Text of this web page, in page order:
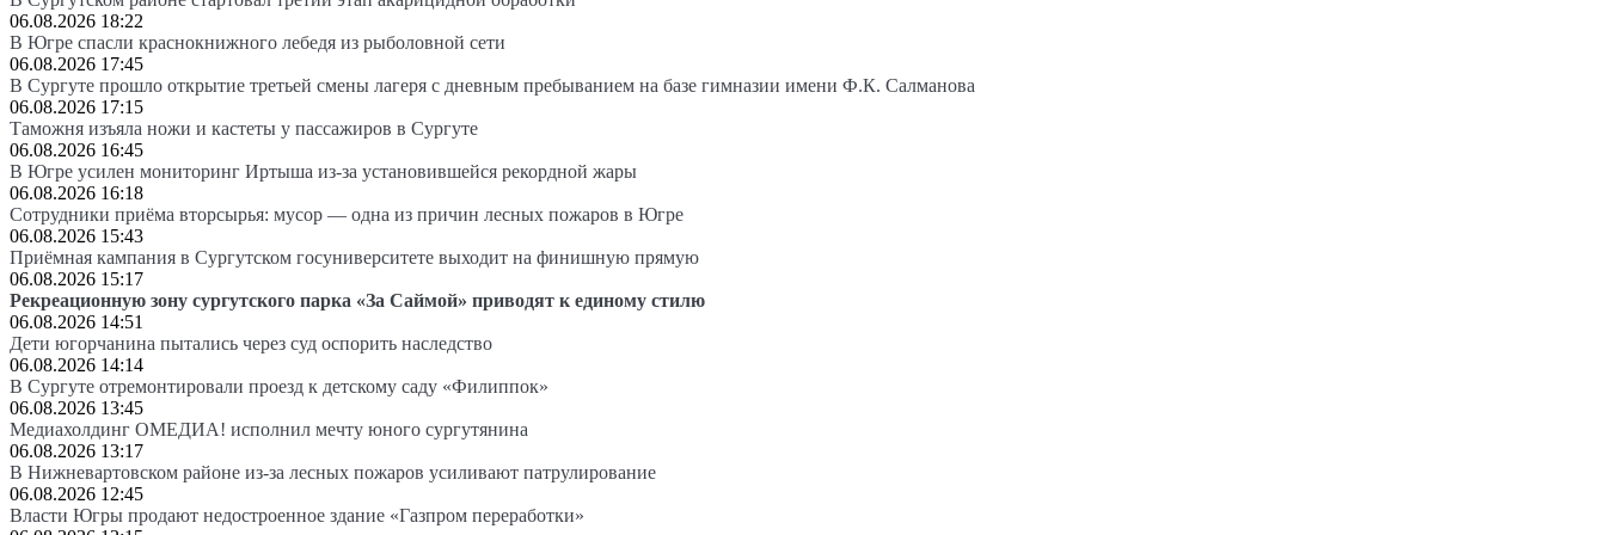
06.08.2026 18:22
В Югре спасли краснокнижного лебедя из рыболовной сети
06.08.2026 17:45
В Сургуте прошло открытие третьей смены лагеря с дневным пребыванием на базе гимназии имени Ф.К. Салманова
06.08.2026 17:15
Таможня изъяла ножи и кастеты у пассажиров в Сургуте
06.08.2026 16:45
В Югре усилен мониторинг Иртыша из-за установившейся рекордной жары
06.08.2026 16:18
Сотрудники приёма вторсырья: мусор — одна из причин лесных пожаров в Югре
06.08.2026 15:43
Приёмная кампания в Сургутском госуниверситете выходит на финишную прямую
06.08.2026 15:17
Рекреационную зону сургутского парка «За Саймой» приводят к единому стилю
06.08.2026 14:51
Дети югорчанина пытались через суд оспорить наследство
06.08.2026 14:14
В Сургуте отремонтировали проезд к детскому саду «Филиппок»
06.08.2026 13:45
Медиахолдинг ОМЕДИА! исполнил мечту юного сургутянина
06.08.2026 13:17
В Нижневартовском районе из-за лесных пожаров усиливают патрулирование
06.08.2026 12:45
Власти Югры продают недостроенное здание «Газпром переработки»